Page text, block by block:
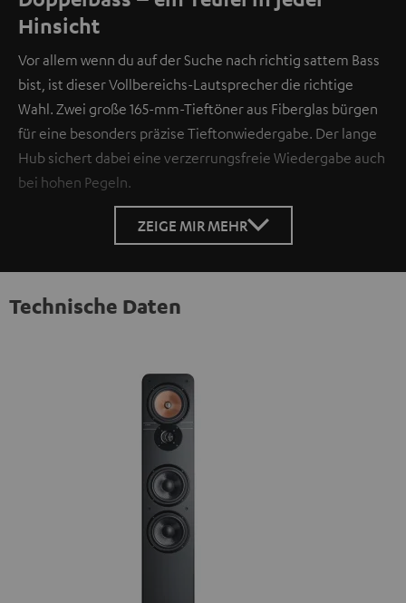
Hinsicht
Vor allem wenn du auf der Suche nach richtig sattem Bass
bist, ist dieser Vollbereichs-Lautsprecher die richtige
Wahl. Zwei große 165-mm-Tieftöner aus Fiberglas bürgen
für eine besonders präzise Tieftonwiedergabe. Der lange
Hub sichert dabei eine verzerrungsfreie Wiedergabe auch
bei hohen Pegeln.
ZEIGE MIR MEHR
Technische Daten